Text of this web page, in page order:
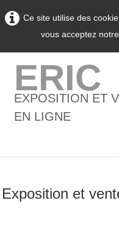
Ce site utilise des
vous acceptez
ERIC
EXPOSITION ET
EN LIGNE
0
Exposition et